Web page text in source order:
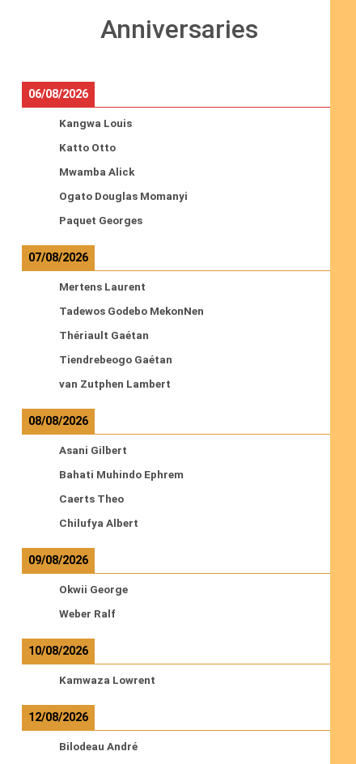
Anniversaries
06/08/2026
Kangwa Louis
Katto Otto
Mwamba Alick
Ogato Douglas Momanyi
Paquet Georges
07/08/2026
Mertens Laurent
Tadewos Godebo MekonNen
Thériault Gaétan
Tiendrebeogo Gaétan
van Zutphen Lambert
08/08/2026
Asani Gilbert
Bahati Muhindo Ephrem
Caerts Theo
Chilufya Albert
09/08/2026
Okwii George
Weber Ralf
10/08/2026
Kamwaza Lowrent
12/08/2026
Bilodeau André